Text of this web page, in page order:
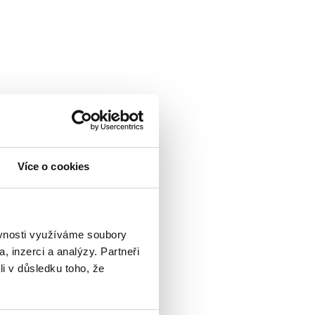
Více o cookies
využíváme soubory
inzerci a analýzy. Partneři
v důsledku toho, že